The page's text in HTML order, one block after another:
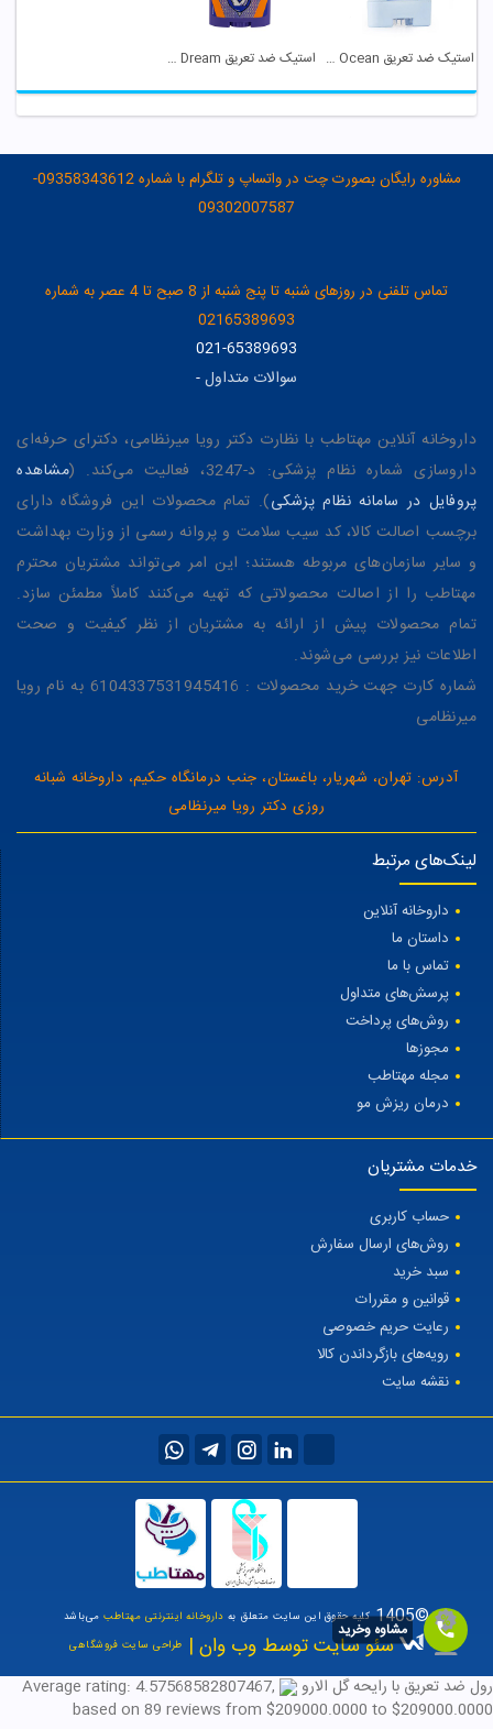
استیک ضد تعریق Blue Ocean بانوان ایروکس استیک ضد تعریق Dream بانوان آمبرلا
مشاوره رایگان بصورت چت در واتساپ و تلگرام با شماره 09358343612-
09302007587
تماس تلفنی در روزهای شنبه تا پنج شنبه از 8 صبح تا 4 عصر به شماره
02165389693
021-65389693
سوالات متداول-
داروخانه آنلاین مهتاطب با نظارت دکتر رویا میرنظامی، دکترای حرفه‌ای
داروسازی شماره نظام پزشکی: د-3247، فعالیت می‌کند. (
مشاهده
پروفایل در سامانه نظام پزشکی). تمام محصولات این فروشگاه دارای
برچسب اصالت کالا، کد سیب سلامت و پروانه رسمی از وزارت بهداشت
و سایر سازمان‌های مربوطه هستند؛ این امر می‌تواند مشتریان محترم
مهتاطب را از اصالت محصولاتی که تهیه می‌کنند کاملاً مطمئن سازد.
تمام محصولات پیش از ارائه به مشتریان از نظر کیفیت و صحت
اطلاعات نیز بررسی می‌شوند.
شماره کارت جهت خرید محصولات : 6104337531945416 به نام رویا
میرنظامی
آدرس: تهران، شهریار، باغستان، جنب درمانگاه حکیم، داروخانه شبانه
روزی دکتر رویا میرنظامی
لینک‌های مرتبط
داروخانه آنلاین
داستان ما
تماس با ما
پرسش‌های متداول
روش‌های پرداخت
مجوزها
مجله مهتاطب
درمان ریزش مو
خدمات مشتریان
حساب کاربری
روش‌های ارسال سفارش
سبد خرید
قوانین و مقررات
رعایت حریم خصوصی
رویه‌های بازگرداندن کالا
نقشه سایت
©1405 کلیه حقوق این سایت متعلق به داروخانه اینترنتی مهتاطبمی‌باشد
سئو سایت توسط وب وان | طراحی سایت فروشگاهی
رول ضد تعریق با رایحه گل الارو Average rating: 4.57568582807467,
based on 89 reviews from $209000.0000 to $209000.0000
مشاوه وخرید